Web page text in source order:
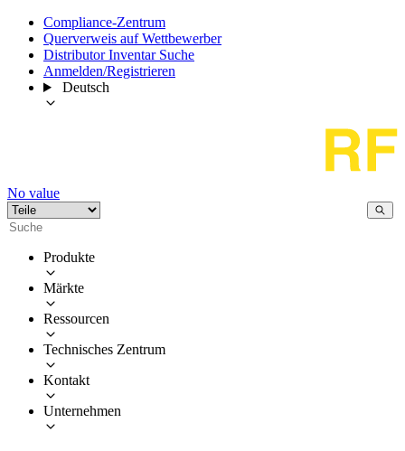
Compliance-Zentrum
Querverweis auf Wettbewerber
Distributor Inventar Suche
Anmelden/Registrieren
Deutsch
No value
Produkte
Märkte
Ressourcen
Technisches Zentrum
Kontakt
Unternehmen